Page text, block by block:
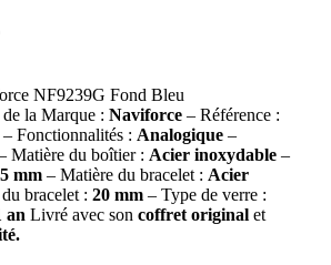
NF9239G Fond Bleu
de la Marque : Naviforce – Référence :
– Fonctionnalités : Analogique –
Matière du boîtier : Acier inoxydable –
mm – Matière du bracelet : Acier
bracelet : 20 mm – Type de verre :
an Livré avec son coffret original et